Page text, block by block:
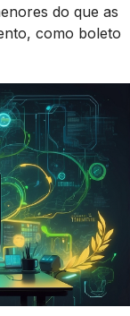
do que as
como boleto